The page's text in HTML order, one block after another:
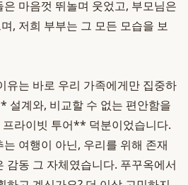
마음껏 뛰놀며 웃었고, 부모님은
, 저희 부부는 그 모든 모습을 보
유는 바로 우리 가족에게만 집중하
설계와, 비교할 수 없는 편안함을
라이빗 투어** 덕분이었습니다.
여행이 아닌, 우리를 위해 존재
감동 그 자체였습니다. 푸꾸옥에서